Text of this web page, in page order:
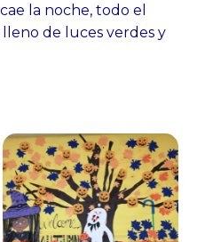
la noche, todo el
de luces verdes y